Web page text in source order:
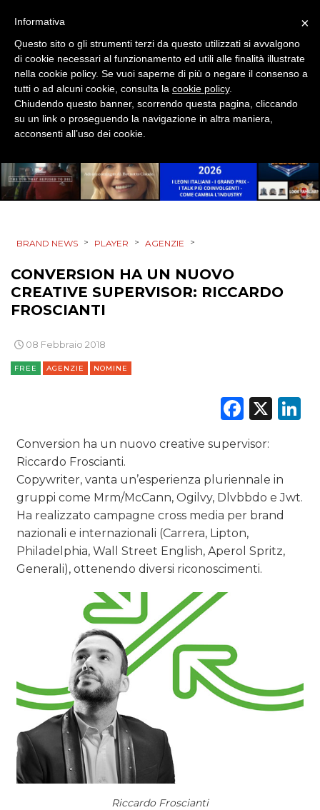
MOBILE
PROMOZIONI
PRODOTTI
CSR
CINEMA
EDITORIA
TV
DATI
PREVISIONI/SCENARI
NORMATIVE
TREND
CASE HISTORY
OPINIONI
BRAND NEWS > PLAYER > AGENZIE >
CONVERSION HA UN NUOVO
CREATIVE SUPERVISOR: RICCARDO
FROSCIANTI
08 Febbraio 2018
FREE AGENZIE NOMINE
X
Conversion ha un nuovo creative supervisor:
Riccardo Froscianti.
Copywriter, vanta un’esperienza pluriennale in
gruppi come Mrm/McCann, Ogilvy, Dlvbbdo e Jwt.
Ha realizzato campagne cross media per brand
nazionali e internazionali (Carrera, Lipton,
Philadelphia, Wall Street English, Aperol Spritz,
Generali), ottenendo diversi riconoscimenti.
Riccardo Froscianti
×
Informativa
Questo sito o gli strumenti terzi da questo utilizzati si avvalgono
di cookie necessari al funzionamento ed utili alle finalità illustrate
nella cookie policy. Se vuoi saperne di più o negare il consenso a
tutti o ad alcuni cookie, consulta la cookie policy.
Chiudendo questo banner, scorrendo questa pagina, cliccando
su un link o proseguendo la navigazione in altra maniera,
acconsenti all’uso dei cookie.